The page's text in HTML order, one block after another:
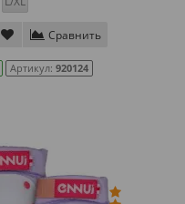
Сравнить
Артикул: 920124